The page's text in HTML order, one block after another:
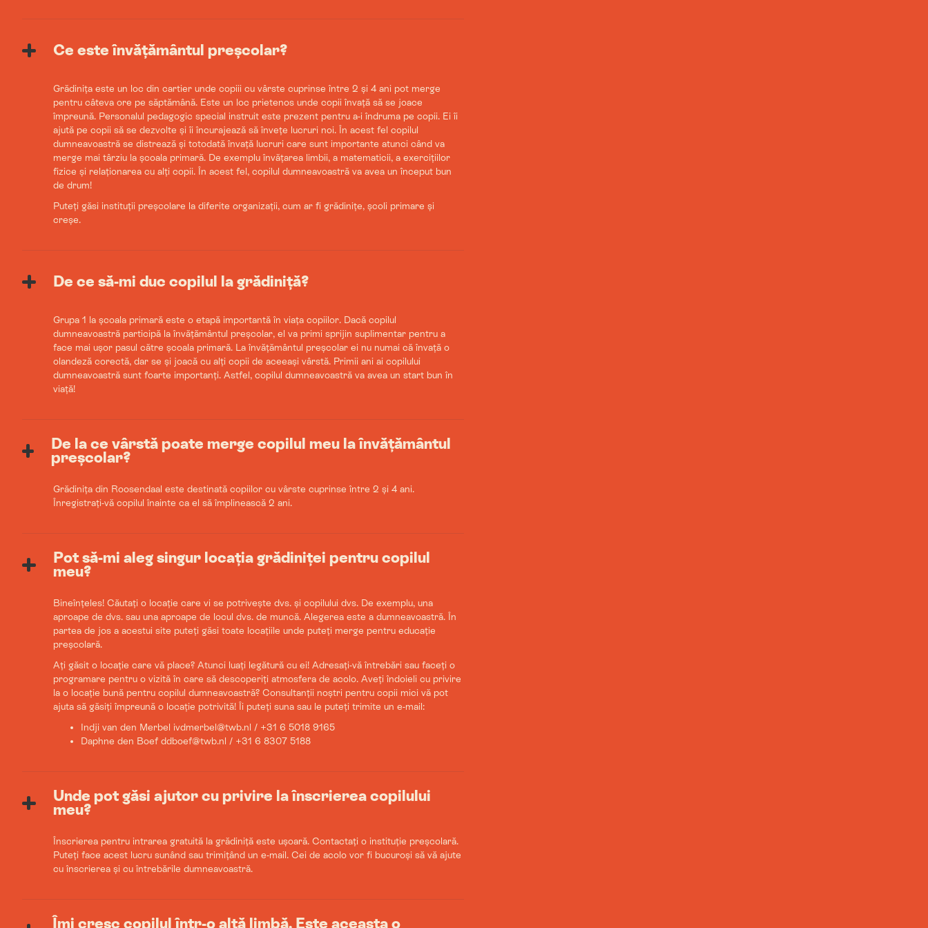
Ce este învățământul preșcolar?
Grădinița este un loc din cartier unde copiii cu vârste cuprinse între 2 și 4 ani pot merge
pentru câteva ore pe săptămână. Este un loc prietenos unde copii învață să se joace
împreună. Personalul pedagogic special instruit este prezent pentru a-i îndruma pe copii. Ei îi
ajută pe copii să se dezvolte și îi încurajează să învețe lucruri noi. În acest fel copilul
dumneavoastră se distrează și totodată învață lucruri care sunt importante atunci când va
merge mai târziu la școala primară. De exemplu învățarea limbii, a matematicii, a exercițiilor
fizice și relaționarea cu alți copii. În acest fel, copilul dumneavoastră va avea un început bun
de drum!
Puteți găsi instituții preșcolare la diferite organizații, cum ar fi grădinițe, școli primare și
creșe.
De ce să-mi duc copilul la grădiniță?
Grupa 1 la școala primară este o etapă importantă în viața copiilor. Dacă copilul
dumneavoastră participă la învățământul preșcolar, el va primi sprijin suplimentar pentru a
face mai ușor pasul către școala primară. La învățământul preșcolar ei nu numai că învață o
olandeză corectă, dar se și joacă cu alți copii de aceeași vârstă. Primii ani ai copilului
dumneavoastră sunt foarte importanți. Astfel, copilul dumneavoastră va avea un start bun în
viață!
De la ce vârstă poate merge copilul meu la învățământul
preșcolar?
Grădinița din Roosendaal este destinată copiilor cu vârste cuprinse între 2 și 4 ani.
Înregistrați-vă copilul înainte ca el să împlinească 2 ani.
Pot să-mi aleg singur locația grădiniței pentru copilul
meu?
Bineînțeles! Căutați o locație care vi se potrivește dvs. și copilului dvs. De exemplu, una
aproape de dvs. sau una aproape de locul dvs. de muncă. Alegerea este a dumneavoastră. În
partea de jos a acestui site puteți găsi toate locațiile unde puteți merge pentru educație
preșcolară.
Ați găsit o locație care vă place? Atunci luați legătură cu ei! Adresați-vă întrebări sau faceți o
programare pentru o vizită în care să descoperiți atmosfera de acolo. Aveți îndoieli cu privire
la o locație bună pentru copilul dumneavoastră? Consultanții noștri pentru copii mici vă pot
ajuta să găsiți împreună o locație potrivită! Îi puteți suna sau le puteți trimite un e-mail:
Indji van den Merbel ivdmerbel@twb.nl / +31 6 5018 9165
Daphne den Boef ddboef@twb.nl / +31 6 8307 5188
Unde pot găsi ajutor cu privire la înscrierea copilului
meu?
Înscrierea pentru intrarea gratuită la grădiniță este ușoară. Contactați o instituție preșcolară.
Puteți face acest lucru sunând sau trimițând un e-mail. Cei de acolo vor fi bucuroși să vă ajute
cu înscrierea și cu întrebările dumneavoastră.
Îmi cresc copilul într-o altă limbă. Este aceasta o